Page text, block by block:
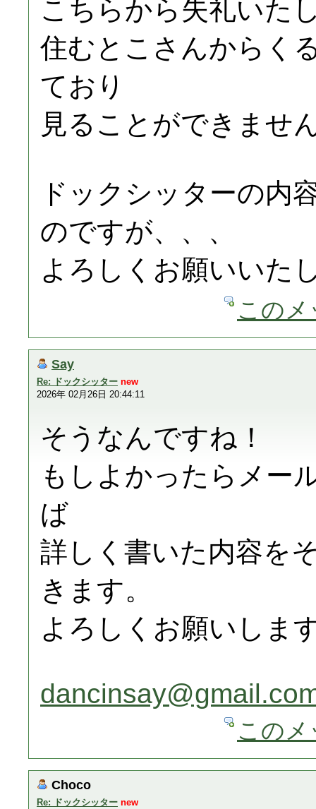
こちらから失礼いた
住むとこさんからく
ており
見ることができませ
ドックシッターの内
のですが、、、
よろしくお願いいた
この
Say
Re: ドックシッター new
2026年 02月26日 20:44:11
そうなんですね！
もしよかったらメー
ば
詳しく書いた内容を
きます。
よろしくお願いしま
この
Choco
Re: ドックシッター new